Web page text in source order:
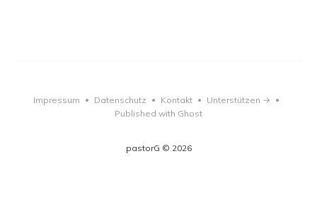
pastorG © 2026
Impressum • Datenschutz • Kontakt • Unterstützen → •
Published with Ghost